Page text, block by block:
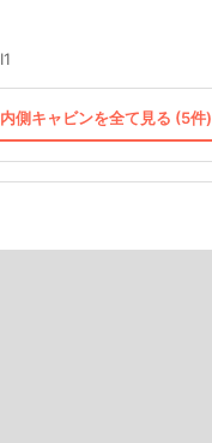
I1
内側キャビンを全て見る (5件)